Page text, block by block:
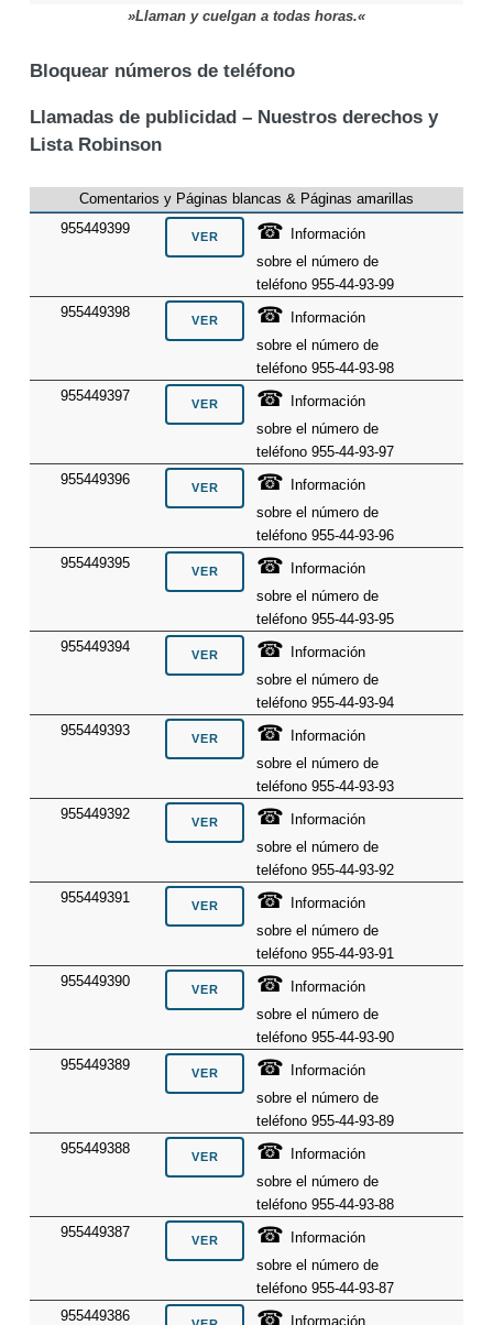
»Llaman y cuelgan a todas horas.«
Bloquear números de teléfono
Llamadas de publicidad – Nuestros derechos y
Lista Robinson
Comentarios y Páginas blancas & Páginas amarillas
955449399
☎ Información
sobre el número de
teléfono 955-44-93-99
955449398
☎ Información
sobre el número de
teléfono 955-44-93-98
955449397
☎ Información
sobre el número de
teléfono 955-44-93-97
955449396
☎ Información
sobre el número de
teléfono 955-44-93-96
955449395
☎ Información
sobre el número de
teléfono 955-44-93-95
955449394
☎ Información
sobre el número de
teléfono 955-44-93-94
955449393
☎ Información
sobre el número de
teléfono 955-44-93-93
955449392
☎ Información
sobre el número de
teléfono 955-44-93-92
955449391
☎ Información
sobre el número de
teléfono 955-44-93-91
955449390
☎ Información
sobre el número de
teléfono 955-44-93-90
955449389
☎ Información
sobre el número de
teléfono 955-44-93-89
955449388
☎ Información
sobre el número de
teléfono 955-44-93-88
955449387
☎ Información
sobre el número de
teléfono 955-44-93-87
955449386
☎ Información